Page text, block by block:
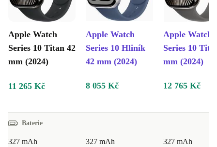
Apple Watch
Series 10 Titan 42
mm (2024)
Apple Watch
Series 10 Hliník
42 mm (2024)
Apple Watch
Series 10
mm (2024)
11 265 Kč 8 055 Kč 12 765 Kč
Baterie
327 mAh 327 mAh 327 mAh